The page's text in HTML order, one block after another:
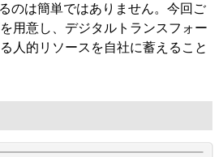
のは簡単ではありません。今回ご
用意し、デジタルトランスフォー
人的リソースを自社に蓄えること